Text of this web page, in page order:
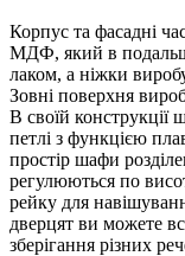
Корпус та фасадні
МДФ, який в
лаком, а ніжки
Зовні поверхня
В своїй конструкції
петлі з функцією
простір шафи
регулюються по
рейку для
дверцят ви можете
зберігання різних